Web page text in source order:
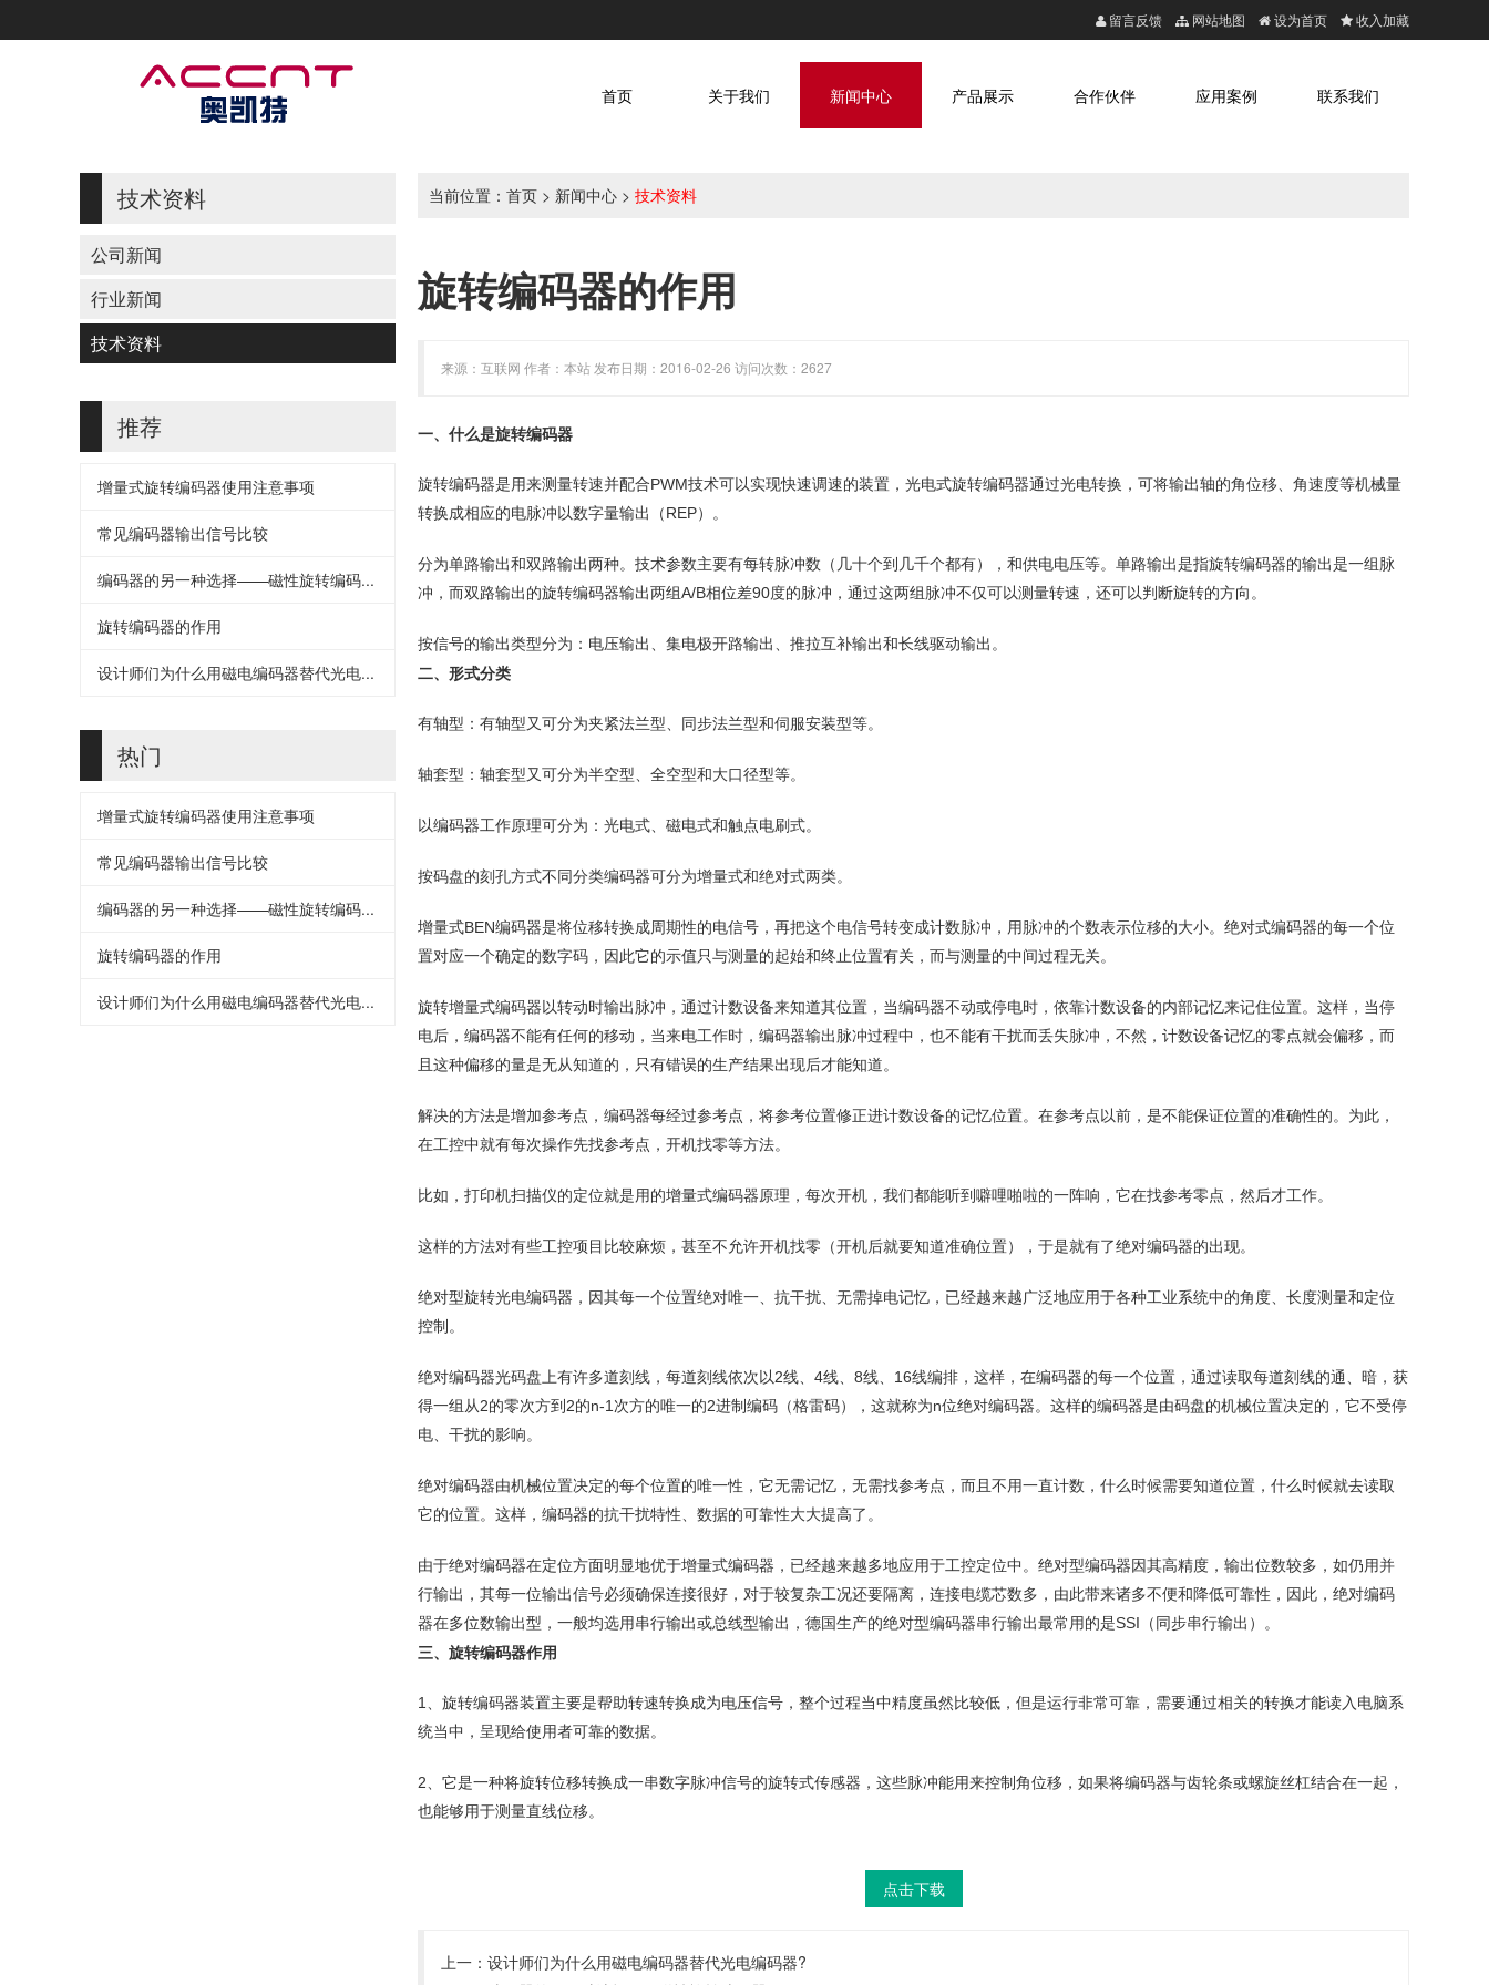
留言反馈 网站地图 设为首页 收入加藏
联系我们
应用案例
合作伙伴
产品展示
新闻中心
关于我们
首页
技术资料
公司新闻
行业新闻
技术资料
推荐
增量式旋转编码器使用注意事项
常见编码器输出信号比较
编码器的另一种选择——磁性旋转编码...
旋转编码器的作用
设计师们为什么用磁电编码器替代光电...
热门
增量式旋转编码器使用注意事项
常见编码器输出信号比较
编码器的另一种选择——磁性旋转编码...
旋转编码器的作用
设计师们为什么用磁电编码器替代光电...
当前位置： 首页 > 新闻中心 > 技术资料
旋转编码器的作用
来源：互联网 作者：本站 发布日期：2016-02-26 访问次数：2627
一、什么是旋转编码器
旋转编码器是用来测量转速并配合PWM技术可以实现快速调速的装置，光电式旋转编码器通过光电转换，可将输出轴的角位移、角速度等机械量
转换成相应的电脉冲以数字量输出（REP）。
分为单路输出和双路输出两种。技术参数主要有每转脉冲数（几十个到几千个都有），和供电电压等。单路输出是指旋转编码器的输出是一组脉
冲，而双路输出的旋转编码器输出两组A/B相位差90度的脉冲，通过这两组脉冲不仅可以测量转速，还可以判断旋转的方向。
按信号的输出类型分为：电压输出、集电极开路输出、推拉互补输出和长线驱动输出。
二、形式分类
有轴型：有轴型又可分为夹紧法兰型、同步法兰型和伺服安装型等。
轴套型：轴套型又可分为半空型、全空型和大口径型等。
以编码器工作原理可分为：光电式、磁电式和触点电刷式。
按码盘的刻孔方式不同分类编码器可分为增量式和绝对式两类。
增量式BEN编码器是将位移转换成周期性的电信号，再把这个电信号转变成计数脉冲，用脉冲的个数表示位移的大小。绝对式编码器的每一个位
置对应一个确定的数字码，因此它的示值只与测量的起始和终止位置有关，而与测量的中间过程无关。
旋转增量式编码器以转动时输出脉冲，通过计数设备来知道其位置，当编码器不动或停电时，依靠计数设备的内部记忆来记住位置。这样，当停
电后，编码器不能有任何的移动，当来电工作时，编码器输出脉冲过程中，也不能有干扰而丢失脉冲，不然，计数设备记忆的零点就会偏移，而
且这种偏移的量是无从知道的，只有错误的生产结果出现后才能知道。
解决的方法是增加参考点，编码器每经过参考点，将参考位置修正进计数设备的记忆位置。在参考点以前，是不能保证位置的准确性的。为此，
在工控中就有每次操作先找参考点，开机找零等方法。
比如，打印机扫描仪的定位就是用的增量式编码器原理，每次开机，我们都能听到噼哩啪啦的一阵响，它在找参考零点，然后才工作。
这样的方法对有些工控项目比较麻烦，甚至不允许开机找零（开机后就要知道准确位置），于是就有了绝对编码器的出现。
绝对型旋转光电编码器，因其每一个位置绝对唯一、抗干扰、无需掉电记忆，已经越来越广泛地应用于各种工业系统中的角度、长度测量和定位
控制。
绝对编码器光码盘上有许多道刻线，每道刻线依次以2线、4线、8线、16线编排，这样，在编码器的每一个位置，通过读取每道刻线的通、暗，获
得一组从2的零次方到2的n-1次方的唯一的2进制编码（格雷码），这就称为n位绝对编码器。这样的编码器是由码盘的机械位置决定的，它不受停
电、干扰的影响。
绝对编码器由机械位置决定的每个位置的唯一性，它无需记忆，无需找参考点，而且不用一直计数，什么时候需要知道位置，什么时候就去读取
它的位置。这样，编码器的抗干扰特性、数据的可靠性大大提高了。
由于绝对编码器在定位方面明显地优于增量式编码器，已经越来越多地应用于工控定位中。绝对型编码器因其高精度，输出位数较多，如仍用并
行输出，其每一位输出信号必须确保连接很好，对于较复杂工况还要隔离，连接电缆芯数多，由此带来诸多不便和降低可靠性，因此，绝对编码
器在多位数输出型，一般均选用串行输出或总线型输出，德国生产的绝对型编码器串行输出最常用的是SSI（同步串行输出）。
三、旋转编码器作用
1、旋转编码器装置主要是帮助转速转换成为电压信号，整个过程当中精度虽然比较低，但是运行非常可靠，需要通过相关的转换才能读入电脑系
统当中，呈现给使用者可靠的数据。
2、它是一种将旋转位移转换成一串数字脉冲信号的旋转式传感器，这些脉冲能用来控制角位移，如果将编码器与齿轮条或螺旋丝杠结合在一起，
也能够用于测量直线位移。
点击下载
上一： 设计师们为什么用磁电编码器替代光电编码器?